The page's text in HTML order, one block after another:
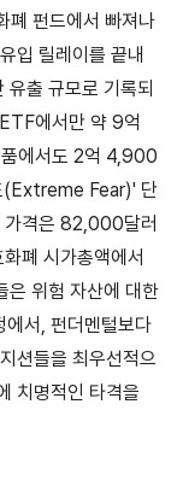
폐 펀드에서 빠져나
입 릴레이를 끝내
출 규모로 기록되
에서만 약 9억
에서도 2억 4,900
(Extreme Fear)' 단
가격은 82,000달러
폐 시가총액에서
은 위험 자산에 대한
서, 펀더멘털보다
션들을 최우선적으
치명적인 타격을